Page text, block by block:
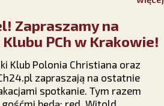
nadzieję, że polska
Bogiem silna – pokona wszelkie
Zapraszamy na
PCh w Krakowie!
Klub Polonia Christiana oraz
zapraszają na ostatnie
spotkanie. Tym razem